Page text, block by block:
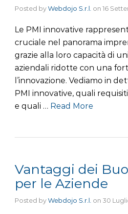
Posted byWebdojo S.r.l. on 16
Le PMI innovative
cruciale nel panorama
grazie alla loro capacità di
aziendali ridotte con una
l’innovazione. Vediamo in
PMI innovative, quali
e quali … Read More
Vantaggi dei
per le Aziende
Posted byWebdojo S.r.l. on 30